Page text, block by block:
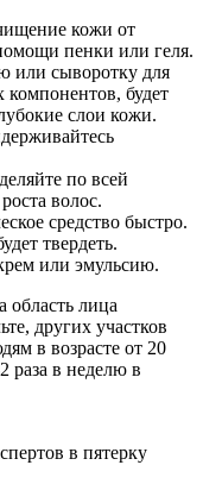
кожи от
пенки или геля.
или сыворотку для
будет
слои кожи.
по всей
волос.
средство быстро.
твердеть.
или эмульсию.
лица
других участков
в возрасте от 20
раза в неделю в
в пятерку